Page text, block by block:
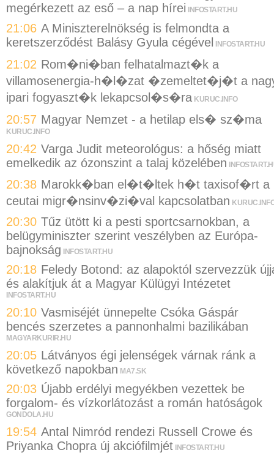
megérkezett az eső – a nap hírei
INFOSTART.HU
21:06 A Miniszterelnökség is felmondta a
keretszerződést Balásy Gyula cégével
INFOSTART.HU
21:02 Rom�ni�ban felhatalmazt�k a
villamosenergia-h�l�zat �zemeltet�j�t a
ipari fogyaszt�k lekapcsol�s�ra KURUC.INFO
20:57 Magyar Nemzet - a hetilap els� sz�ma
KURUC.INFO
20:42 Varga Judit meteorológus: a hőség miatt
emelkedik az ózonszint a talaj közelében
20:38 Marokk�ban el�t�ltek h�t taxisof�rt a
ceutai migr�nsinv�zi�val kapcsolatban
20:30 Tűz ütött ki a pesti sportcsarnokban, a
belügyminiszter szerint veszélyben az Európa-
bajnokság INFOSTART.HU
20:18 Feledy Botond: az alapoktól szervezzük
és alakítjuk át a Magyar Külügyi Intézetet
INFOSTART.HU
20:10 Vasmiséjét ünnepelte Csóka Gáspár
bencés szerzetes a pannonhalmi bazilikában
MAGYARKURIR.HU
20:05 Látványos égi jelenségek várnak ránk a
következő napokban MA7.SK
20:03 Újabb erdélyi megyékben vezettek be
forgalom- és vízkorlátozást a román hatóságok
GONDOLA.HU
19:54 Antal Nimród rendezi Russell Crowe és
Priyanka Chopra új akciófilmjét INFOSTART.HU